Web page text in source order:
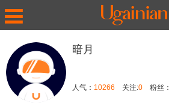
暗月
人气： 10266 关注:0 粉丝：